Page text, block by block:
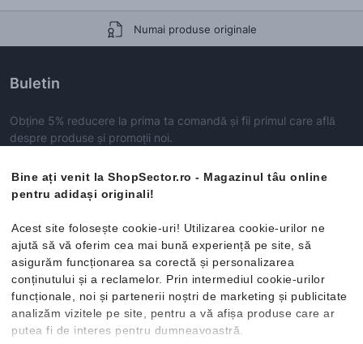
Bine ați venit la ShopSector.ro - Magazinul tâu online
pentru adidași originali!
Acest site folosește cookie-uri! Utilizarea cookie-urilor ne
ajută să vă oferim cea mai bună experiență pe site, să
asigurăm funcționarea sa corectă și personalizarea
conținutului și a reclamelor. Prin intermediul cookie-urilor
funcționale, noi și partenerii noștri de marketing și publicitate
analizăm vizitele pe site, pentru a vă afișa produse care ar
putea fi de interes pentru dumneavoastră.
Numai produse originale
Categorii
Bărbați
Servicii Clienți
Buletin
Obține 5% reducere la prima ta comandă și fii primul care află
despre produse și promoții noi.
Înscrie-te aici acum!
ABONEAZĂ-TE